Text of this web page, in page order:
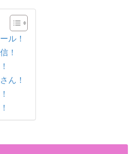
ル！
！
ん！